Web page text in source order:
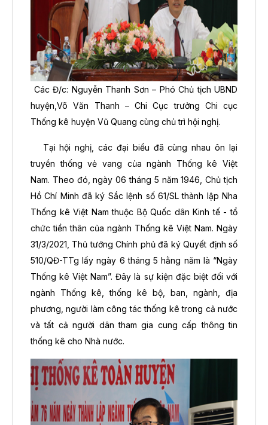
Các Đ/c: Nguyễn Thanh Sơn – Phó Chủ tịch UBND
huyện,Võ Văn Thanh – Chi Cục trưởng Chi cục
Thống kê huyện Vũ Quang cùng chủ trì hội nghị.
Tại hội nghị, các đại biểu đã cùng nhau ôn lại
truyền thống vẻ vang của ngành Thống kê Việt
Nam. Theo đó, ngày 06 tháng 5 năm 1946, Chủ tịch
Hồ Chí Minh đã ký Sắc lệnh số 61/SL thành lập Nha
Thống kê Việt Nam thuộc Bộ Quốc dân Kinh tế - tổ
chức tiền thân của ngành Thống kê Việt Nam. Ngày
31/3/2021, Thủ tướng Chính phủ đã ký Quyết định số
510/QĐ-TTg lấy ngày 6 tháng 5 hằng năm là “Ngày
Thống kê Việt Nam”. Đây là sự kiện đặc biệt đối với
ngành Thống kê, thống kê bộ, ban, ngành, địa
phương, người làm công tác thống kê trong cả nước
và tất cả người dân tham gia cung cấp thông tin
thống kê cho Nhà nước.